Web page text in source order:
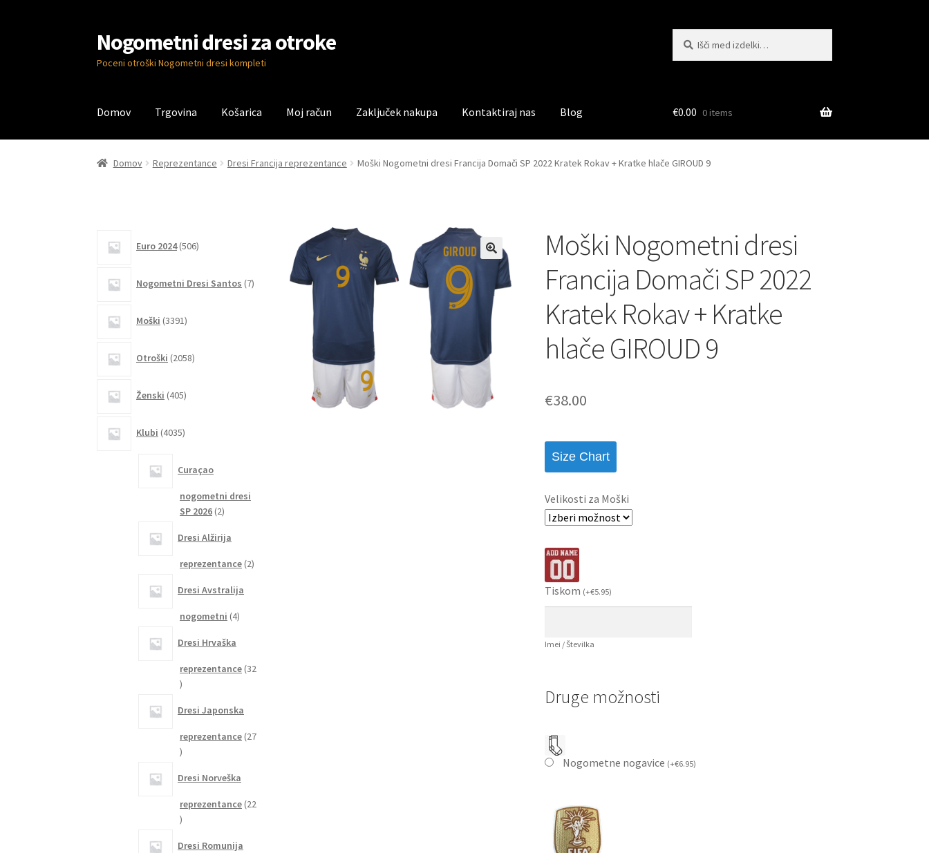
Skip
to
navigation
Skip
to
content
Nogometni dresi za otroke
Poceni otroški Nogometni dresi kompleti
Domov Trgovina Košarica Moj račun Zaključek nakupa Kontaktiraj nas Blog
Domov BlogKontaktiraj nas Košarica Moj račun Trgovina Zaključek nakupa
€0.00 0 items
Domov Reprezentance Dresi Francija reprezentance Moški Nogometni dresi Francija Domači SP 2022 Kratek Rokav + Kratke hlače GIROUD 9
Moški Nogometni dresi
Francija Domači SP 2022
Kratek Rokav + Kratke
hlače GIROUD 9
€38.00
Size Chart
Velikosti za Moški
Tiskom (+€5.95)
Imei / Številka
Druge možnosti
Nogometne nogavice (+€6.95)
Euro 2024 506izdelkov
Nogometni Dresi Santos 7izdelkov
Moški 3391izdelkov
Otroški 2058izdelkov
Ženski 405izdelkov
Klubi 4035izdelkov
Curaçao
nogometni dresi
SP 2026 22
Dresi Alžirija
reprezentance 22
Dresi Avstralija
nogometni 44
Dresi Hrvaška
reprezentance 32
32
Dresi Japonska
reprezentance 27
27
Dresi Norveška
reprezentance 22
22
Dresi Romunija